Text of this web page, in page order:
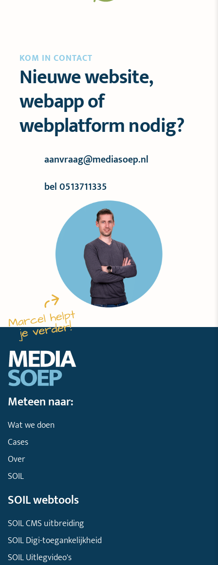
Nieuwe website,
webapp of
webplatform nodig?
KOM IN CONTACT
aanvraag@mediasoep.nl
bel 0513711335
Meteen naar:
Wat we doen
Cases
Over
SOIL
SOIL webtools
SOIL CMS uitbreiding
SOIL Digi-toegankelijkheid
SOIL Uitlegvideo's